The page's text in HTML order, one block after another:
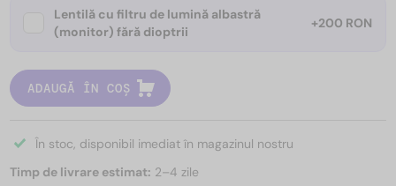
Lentilă cu filtru de lumină albastră
(monitor) fără dioptrii
+200 RON
ADAUGĂ ÎN COȘ
În stoc, disponibil imediat în magazinul nostru
Timp de livrare estimat: 2–4 zile